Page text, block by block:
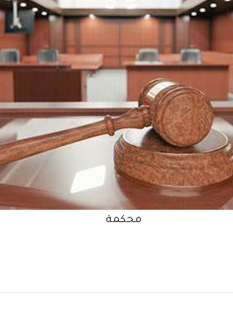
محكمة